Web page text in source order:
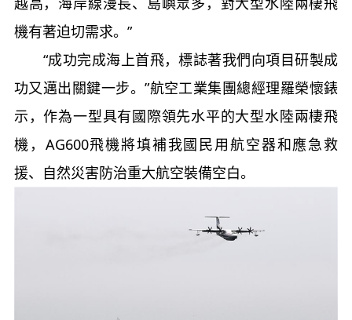
機有著迫切需求。”
“成功完成海上首飛，標誌著我們向項目研製成
功又邁出關鍵一步。”航空工業集團總經理羅榮懷錶
示，作為一型具有國際領先水平的大型水陸兩棲飛
機，AG600飛機將填補我國民用航空器和應急救
援、自然災害防治重大航空裝備空白。